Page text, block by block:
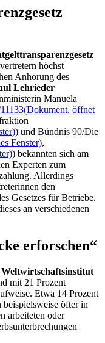
höchst
Anhörung des
Lehrieder
Manuela
(Dokument, öffnet
) und Bündnis 90/Die
Fenster),
) bekannten sich am
Experten zum
Allerdings
den
Gesetzes für Betriebe.
an verschiedenen
erforschen“
mit 21 Prozent
Etwa 14 Prozent
öfter in
arbeiteten oder